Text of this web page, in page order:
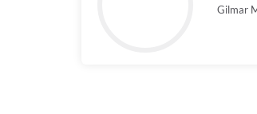
Gilmar